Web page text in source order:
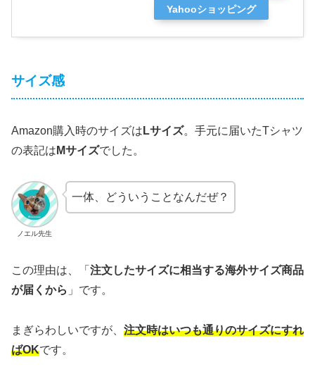
Yahooショッピング
サイズ感
Amazon購入時のサイズは Lサイズ。手元に届いたTシャツ
の表記は Mサイズでした。
ノエル先生
一体、どういうことなんだぜ？
この理由は、「 注文したサイズに相当する海外サイズ商品
が届くから 」です。
まぎらわしいですが、 注文時はいつも通りのサイズにすれ
ばOKです。